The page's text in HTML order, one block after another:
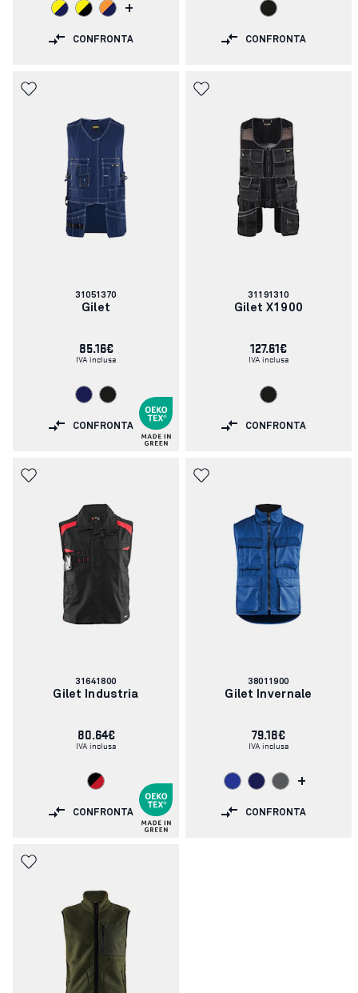
+
CONFRONTA CONFRONTA
Codice
articolo:
31051370
Gilet
85.16€
IVA inclusa
CONFRONTA
Codice
articolo:
31191310
Gilet X1900
127.61€
IVA inclusa
CONFRONTA
Codice
articolo:
31641800
Gilet Industria
80.64€
IVA inclusa
CONFRONTA
Codice
articolo:
38011900
Gilet Invernale
79.18€
IVA inclusa
+
CONFRONTA